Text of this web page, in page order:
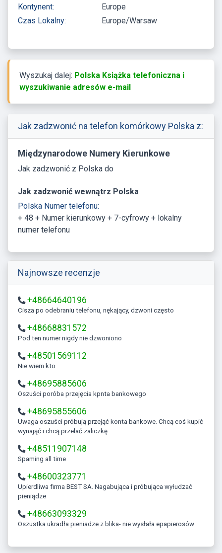
Kontynent:
Europe
Czas Lokalny:
Europe/Warsaw
Wyszukaj dalej: Polska Książka telefoniczna i
wyszukiwanie adresów e-mail
Jak zadzwonić na telefon komórkowy Polska z:
Międzynarodowe Numery Kierunkowe
Jak zadzwonić z Polska do
Jak zadzwonić wewnątrz Polska
Polska Numer telefonu:
+ 48 + Numer kierunkowy + 7-cyfrowy + lokalny
numer telefonu
Najnowsze recenzje
+48664640196
Cisza po odebraniu telefonu, nękający, dzwoni często
+48668831572
Pod ten numer nigdy nie dzwoniono
+48501569112
Nie wiem kto
+48695885606
Oszuści poróba przejęcia kpnta bankowego
+48695855606
Uwaga oszuści próbują przejąć konta bankowe. Chcą coś kupić
wynająć i chcą przelać zaliczkę
+48511907148
Spaming all time
+48600323771
Upierdliwa firma BEST SA. Nagabująca i próbująca wyłudzać
pieniądze
+48663093329
Oszustka ukradła pieniadze z blika- nie wysłała epapierosów